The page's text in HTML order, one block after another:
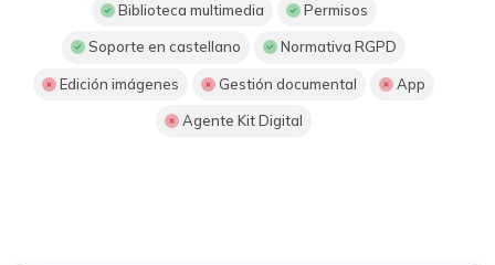
Biblioteca multimedia Permisos
Soporte en castellano Normativa RGPD
Edición imágenes Gestión documental App
Agente Kit Digital